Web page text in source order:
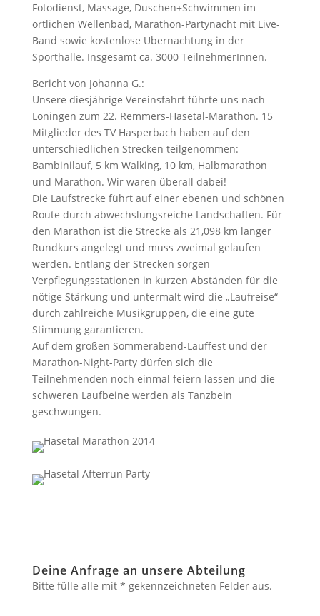
Fotodienst, Massage, Duschen+Schwimmen im
örtlichen Wellenbad, Marathon-Partynacht mit Live-
Band sowie kostenlose Übernachtung in der
Sporthalle. Insgesamt ca. 3000 TeilnehmerInnen.
Bericht von Johanna G.:
Unsere diesjährige Vereinsfahrt führte uns nach
Löningen zum 22. Remmers-Hasetal-Marathon. 15
Mitglieder des TV Hasperbach haben auf den
unterschiedlichen Strecken teilgenommen:
Bambinilauf, 5 km Walking, 10 km, Halbmarathon
und Marathon. Wir waren überall dabei!
Die Laufstrecke führt auf einer ebenen und schönen
Route durch abwechslungsreiche Landschaften. Für
den Marathon ist die Strecke als 21,098 km langer
Rundkurs angelegt und muss zweimal gelaufen
werden. Entlang der Strecken sorgen
Verpflegungsstationen in kurzen Abständen für die
nötige Stärkung und untermalt wird die „Laufreise“
durch zahlreiche Musikgruppen, die eine gute
Stimmung garantieren.
Auf dem großen Sommerabend-Lauffest und der
Marathon-Night-Party dürfen sich die
Teilnehmenden noch einmal feiern lassen und die
schweren Laufbeine werden als Tanzbein
geschwungen.
Deine Anfrage an unsere Abteilung
Bitte fülle alle mit * gekennzeichneten Felder aus.